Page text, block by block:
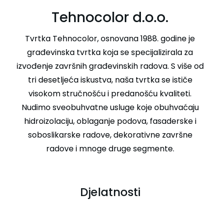
Tehnocolor d.o.o.
Tvrtka Tehnocolor, osnovana 1988. godine je
građevinska tvrtka koja se specijalizirala za
izvođenje završnih građevinskih radova. S više od
tri desetljeća iskustva, naša tvrtka se ističe
visokom stručnošću i predanošću kvaliteti.
Nudimo sveobuhvatne usluge koje obuhvaćaju
hidroizolaciju, oblaganje podova, fasaderske i
soboslikarske radove, dekorativne završne
radove i mnoge druge segmente.
Djelatnosti